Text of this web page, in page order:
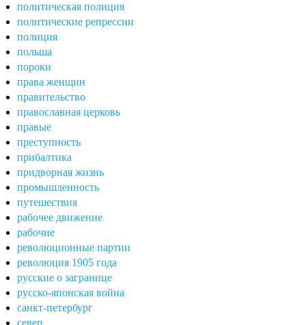
политическая полиция
политические репрессии
полиция
польша
пороки
права женщин
правительство
православная церковь
правые
преступность
прибалтика
придворная жизнь
промышленность
путешествия
рабочее движение
рабочие
революционные партии
революция 1905 года
русские о загранице
русско-японская война
санкт-петербург